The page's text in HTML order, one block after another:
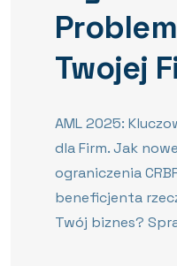
Twojej
AML 2025:
dla Firm. Jak
ograniczenia
beneficjenta
Twój biznes?